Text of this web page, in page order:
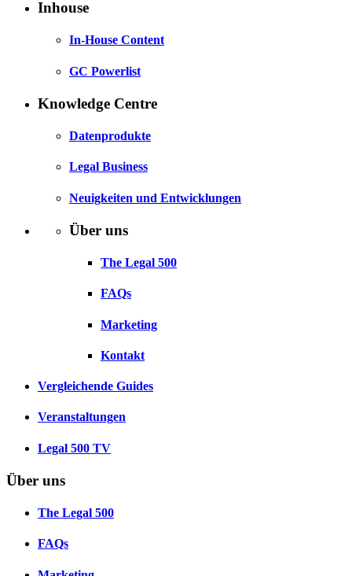
Inhouse
In-House Content
GC Powerlist
Knowledge Centre
Datenprodukte
Legal Business
Neuigkeiten und Entwicklungen
Über uns
The Legal 500
FAQs
Marketing
Kontakt
Vergleichende Guides
Veranstaltungen
Legal 500 TV
Über uns
The Legal 500
FAQs